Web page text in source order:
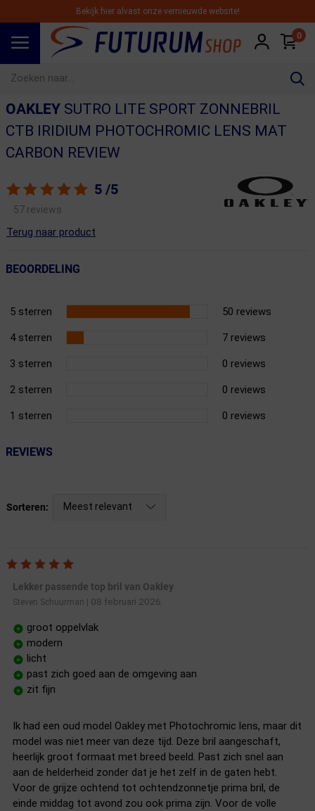
Bekijk hier alvast onze vernieuwde website!
0
OAKLEYSUTRO LITE SPORT ZONNEBRIL
CTB IRIDIUM PHOTOCHROMIC LENS MAT
CARBON REVIEW
5 /5
57 reviews
Terug naar product
BEOORDELING
5 sterren 50 reviews
4 sterren 7 reviews
3 sterren 0 reviews
2 sterren 0 reviews
1 sterren 0 reviews
REVIEWS
Sorteren: Meest relevant
Lekker passende top bril van Oakley
Steven Schuurman 08 februari 2026
groot oppelvlak
modern
licht
past zich goed aan de omgeving aan
zit fijn
Ik had een oud model Oakley met Photochromic lens, maar dit
model was niet meer van deze tijd. Deze bril aangeschaft,
heerlijk groot formaat met breed beeld. Past zich snel aan
aan de helderheid zonder dat je het zelf in de gaten hebt.
Voor de grijze ochtend tot ochtendzonnetje prima bril, de
einde middag tot avond zou ook prima zijn. Voor de volle